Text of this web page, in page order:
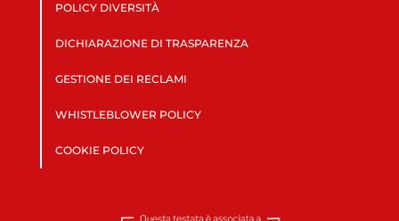
POLICY DIVERSITÀ
DICHIARAZIONE DI TRASPARENZA
GESTIONE DEI RECLAMI
WHISTLEBLOWER POLICY
COOKIE POLICY